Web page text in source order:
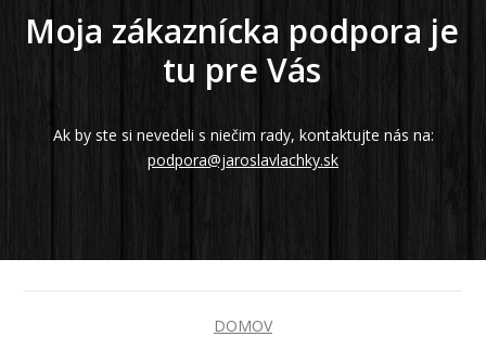
Moja zákaznícka podpora je
tu pre Vás
Ak by ste si nevedeli s niečim rady, kontaktujte nás na:
podpora@jaroslavlachky.sk
DOMOV